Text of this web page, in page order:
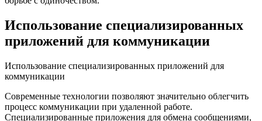
Использование специализированных
приложений для коммуникации
Использование специализированных приложений для
коммуникации
Современные технологии позволяют значительно облегчить
процесс коммуникации при удаленной работе.
Специализированные приложения для обмена сообщениями,